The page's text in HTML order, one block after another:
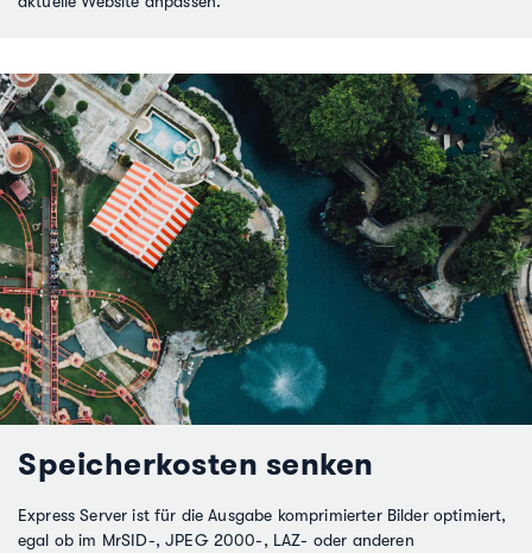
Speicherkosten senken
Express Server ist für die Ausgabe komprimierter Bilder optimiert,
egal ob im MrSID-, JPEG 2000-, LAZ- oder anderen